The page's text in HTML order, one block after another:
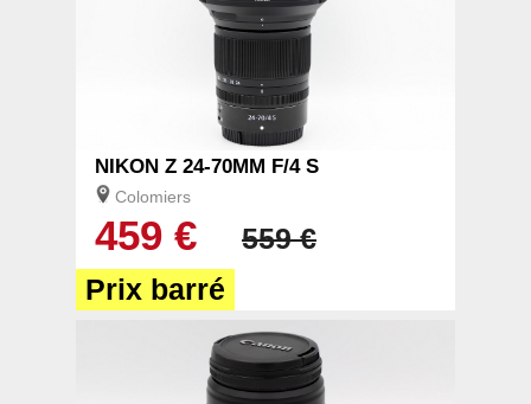
NIKON Z 24-70MM F/4 S
Colomiers
459 €
559 €
Prix barré